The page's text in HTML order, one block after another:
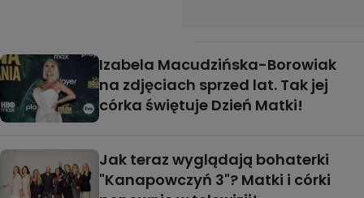
Izabela Macudzińska-Borowiak
na zdjęciach sprzed lat. Tak jej
córka świętuje Dzień Matki!
Jak teraz wyglądają bohaterki
"Kanapowczyń 3"? Matki i córki